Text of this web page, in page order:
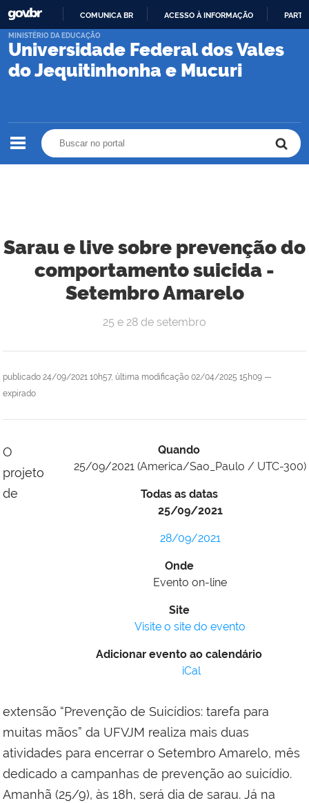
PARA
CONTEÚDO
COMUNICA BR ACESSO À INFORMAÇÃO
Universidade Federal dos Vales
do Jequitinhonha e Mucuri
MINISTÉRIO DA EDUCAÇÃO
Sarau e live sobre prevenção do
comportamento suicida -
Setembro Amarelo
publicado 24/09/2021 10h57, última modificação 02/04/2025 15h09 —
expirado
25 e 28 de setembro
Quando
25/09/2021 (America/Sao_Paulo / UTC-300)
Todas as datas
25/09/2021
28/09/2021
Onde
Evento on-line
Site
Visite o site do evento
Adicionar evento ao calendário
iCal
O
projeto
de
extensão “Prevenção de Suicídios: tarefa para
muitas mãos” da UFVJM realiza mais duas
atividades para encerrar o Setembro Amarelo, mês
dedicado a campanhas de prevenção ao suicídio.
Amanhã (25/9), às 18h, será dia de sarau. Já na